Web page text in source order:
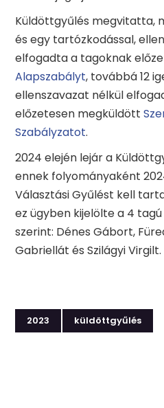
Küldöttgyűlés megvitatta,
és egy tartózkodással,
elfogadta a tagoknak
Alapszabályt, továbbá 12
ellenszavazat nélkül
előzetesen megküldött
Szabályzatot.
2024 elején lejár a
ennek folyományaként
Választási Gyűlést kell
ez ügyben kijelölte a 4
szerint: Dénes Gábort,
Gabriellát és Szilágyi Virgilt.
2023 küldöttgyűlés